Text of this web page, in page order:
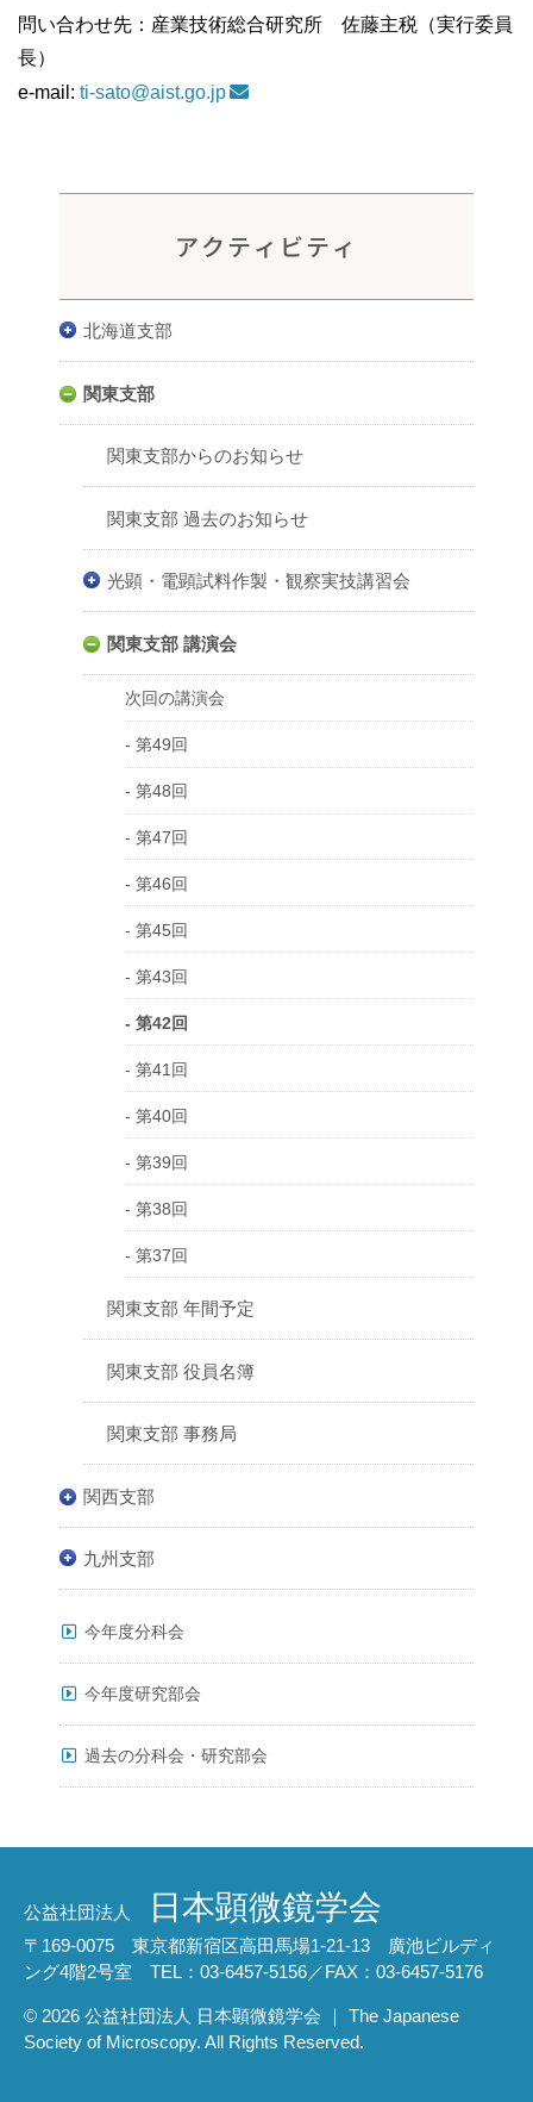
問い合わせ先：産業技術総合研究所 佐藤主税（実行委員
長）
e-mail: ti-sato@aist.go.jp
アクティビティ
北海道支部
関東支部
関東支部からのお知らせ
関東支部 過去のお知らせ
光顕・電顕試料作製・観察実技講習会
関東支部 講演会
次回の講演会
- 第49回
- 第48回
- 第47回
- 第46回
- 第45回
- 第43回
- 第42回
- 第41回
- 第40回
- 第39回
- 第38回
- 第37回
関東支部 年間予定
関東支部 役員名簿
関東支部 事務局
関西支部
九州支部
今年度分科会
今年度研究部会
過去の分科会・研究部会
公益社団法人 日本顕微鏡学会
〒169-0075 東京都新宿区高田馬場1-21-13 廣池ビルディ
ング4階2号室 TEL：03-6457-5156／FAX：03-6457-5176
© 2026 公益社団法人 日本顕微鏡学会 ｜ The Japanese
Society of Microscopy. All Rights Reserved.